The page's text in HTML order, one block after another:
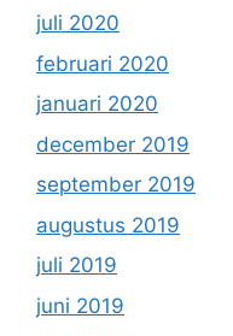
juli 2020
februari 2020
januari 2020
december 2019
september 2019
augustus 2019
juli 2019
juni 2019